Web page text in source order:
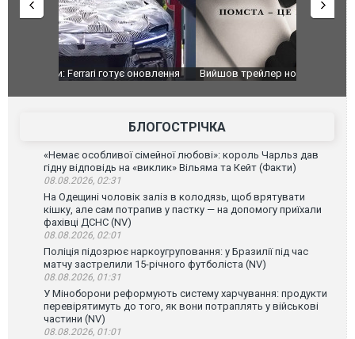
Вийшов трейлер нової екранізації легендарного
БЛОГОСТРІЧКА
«Немає особливої сімейної любові»: король Чарльз дав
гідну відповідь на «виклик» Вільяма та Кейт (Факти)
08.08.2026, 02:31
На Одещині чоловік заліз в колодязь, щоб врятувати
кішку, але сам потрапив у пастку — на допомогу приїхали
фахівці ДСНС (NV)
08.08.2026, 02:01
Поліція підозрює наркоугруповання: у Бразилії під час
матчу застрелили 15-річного футболіста (NV)
08.08.2026, 01:31
У Міноборони реформують систему харчування: продукти
перевірятимуть до того, як вони потраплять у військові
частини (NV)
08.08.2026, 01:01